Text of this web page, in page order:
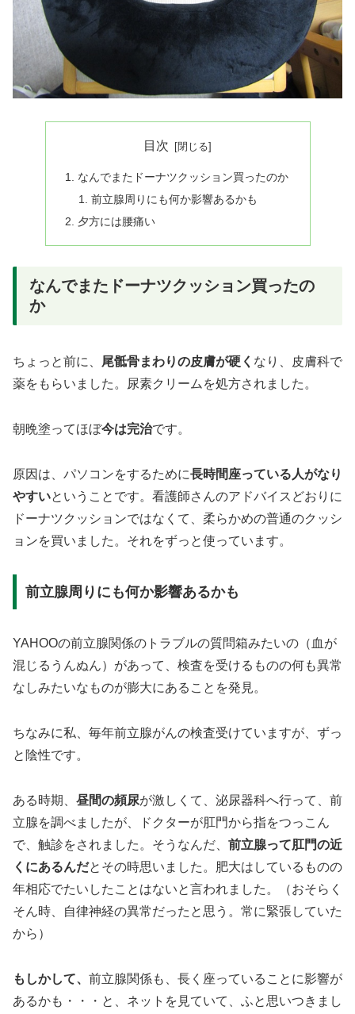
目次
なんでまたドーナツクッション買ったのか
前立腺周りにも何か影響あるかも
夕方には腰痛い
なんでまたドーナツクッション買ったの
か
ちょっと前に、 尾骶骨まわりの皮膚が硬く なり、皮膚科で
薬をもらいました。尿素クリームを処方されました。
朝晩塗ってほぼ今は完治です。
原因は、パソコンをするために長時間座っている人がなり
やすいということです。看護師さんのアドバイスどおりに
ドーナツクッションではなくて、柔らかめの普通のクッシ
ョンを買いました。それをずっと使っています。
前立腺周りにも何か影響あるかも
YAHOOの前立腺関係のトラブルの質問箱みたいの（血が
混じるうんぬん）があって、検査を受けるものの何も異常
なしみたいなものが膨大にあることを発見。
ちなみに私、毎年前立腺がんの検査受けていますが、ずっ
と陰性です。
ある時期、 昼間の頻尿が激しくて、泌尿器科へ行って、前
立腺を調べましたが、ドクターが肛門から指をつっこん
で、触診をされました。そうなんだ、 前立腺って肛門の近
くにあるんだとその時思いました。肥大はしているものの
年相応でたいしたことはないと言われました。（おそらく
そん時、自律神経の異常だったと思う。常に緊張していた
から）
もしかして、 前立腺関係も、長く座っていることに影響が
あるかも・・・と、ネットを見ていて、ふと思いつきまし